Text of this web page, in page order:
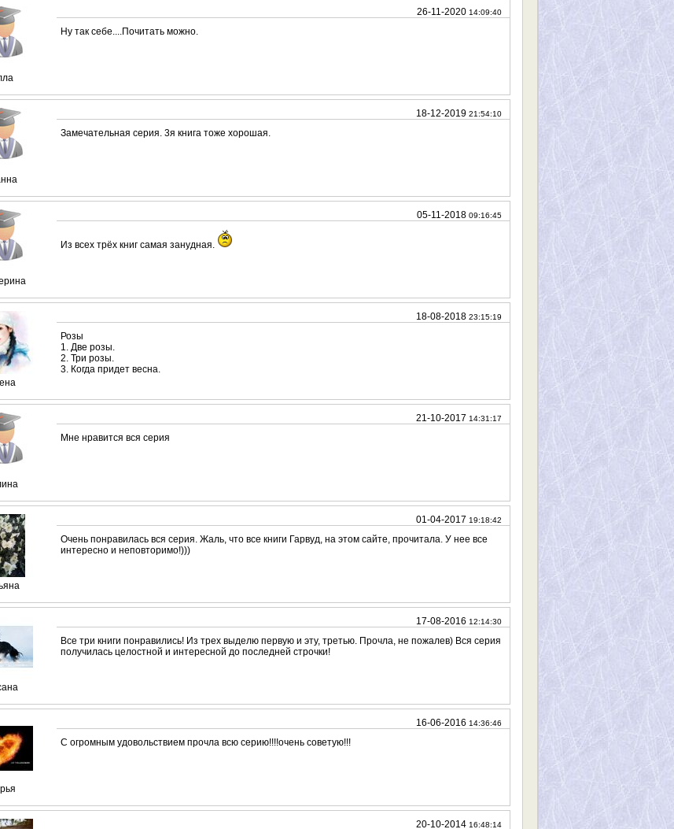
26-11-2020 14:09:40
Ну так себе....Почитать можно.
18-12-2019 21:54:10
Замечательная серия. 3я книга тоже хорошая.
05-11-2018 09:16:45
Из всех трёх книг самая занудная.
18-08-2018 23:15:19
Розы
1. Две розы.
2. Три розы.
3. Когда придет весна.
21-10-2017 14:31:17
Мне нравится вся серия
01-04-2017 19:18:42
Очень понравилась вся серия. Жаль, что все книги Гарвуд, на этом сайте, прочитала. У нее все
интересно и неповторимо!)))
17-08-2016 12:14:30
Все три книги понравились! Из трех выделю первую и эту, третью. Прочла, не пожалев) Вся серия
получилась целостной и интересной до последней строчки!
16-06-2016 14:36:46
С огромным удовольствием прочла всю серию!!!!очень советую!!!
20-10-2014 16:48:14